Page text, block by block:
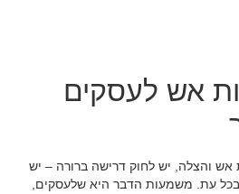
אש לעסקים
אש והצלה, יש לחוק דרישה ברורה – יש
עת. משמעות הדבר היא שלעסקים,